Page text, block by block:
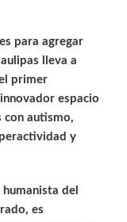
para agregar
lleva a
primer
espacio
con autismo,
y
del
es